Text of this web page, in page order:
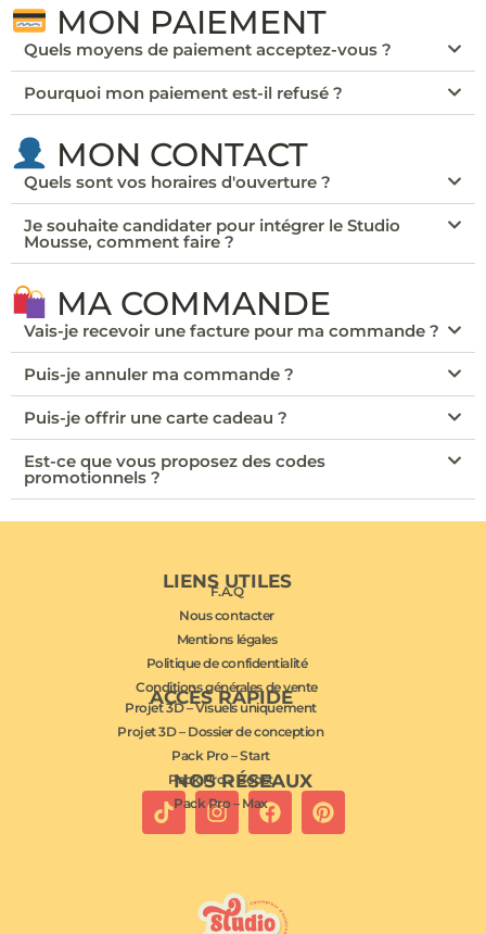
MON PAIEMENT
Quels moyens de paiement acceptez-vous ?
Pourquoi mon paiement est-il refusé ?
MON CONTACT
Quels sont vos horaires d'ouverture ?
Je souhaite candidater pour intégrer le Studio
Mousse, comment faire ?
MA COMMANDE
Vais-je recevoir une facture pour ma commande ?
Puis-je annuler ma commande ?
Puis-je offrir une carte cadeau ?
Est-ce que vous proposez des codes
promotionnels ?
NOS RÉSEAUX
ACCÈS RAPIDE
Projet 3D – Visuels uniquement
Projet 3D – Dossier de conception
Pack Pro – Start
Pack Pro – Boost
Pack Pro – Max
LIENS UTILES
F.A.Q
Nous contacter
Mentions légales
Politique de confidentialité
Conditions générales de vente